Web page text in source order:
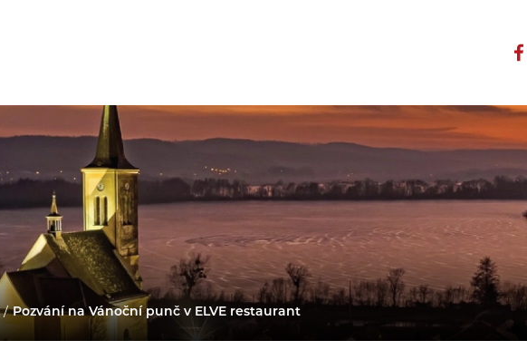
Pozvání na Vánoční punč v ELVE restaurant